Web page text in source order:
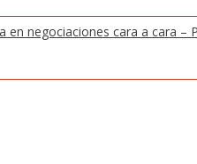
en negociaciones cara a cara –